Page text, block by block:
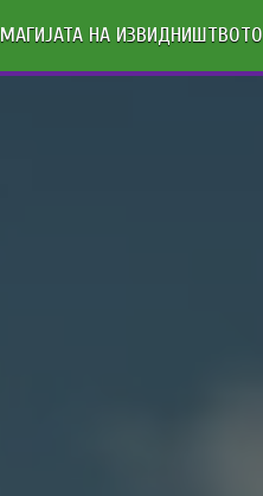
МАГИЈАТА НА ИЗВИДНИШТВОТО